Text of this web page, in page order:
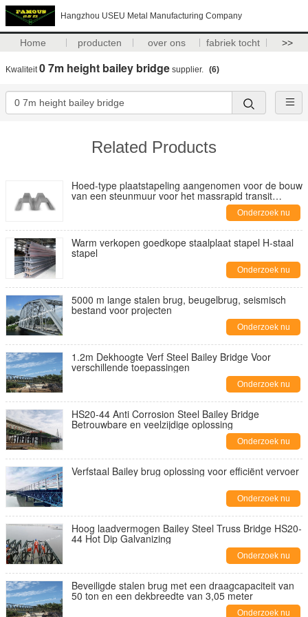
Hangzhou USEU Metal Manufacturing Company
Home producten over ons fabriek tocht >>
Kwaliteit0 7m height bailey bridge supplier. (6)
Related Products
Hoed-type plaatstapeling aangenomen voor de bouw
van een steunmuur voor het massrapid transit
Onderzoek nu
Warm verkopen goedkope staalplaat stapel H-staal
stapel
Onderzoek nu
5000 m lange stalen brug, beugelbrug, seismisch
bestand voor projecten
Onderzoek nu
1.2m Dekhoogte Verf Steel Bailey Bridge Voor
verschillende toepassingen
Onderzoek nu
HS20-44 Anti Corrosion Steel Bailey Bridge
Betrouwbare en veelzijdige oplossing
Onderzoek nu
Verfstaal Bailey brug oplossing voor efficiënt vervoer
Onderzoek nu
Hoog laadvermogen Bailey Steel Truss Bridge HS20-
44 Hot Dip Galvanizing
Onderzoek nu
Beveiligde stalen brug met een draagcapaciteit van
50 ton en een dekbreedte van 3,05 meter
Onderzoek nu